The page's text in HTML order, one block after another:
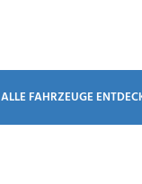
ALLE FAHRZEUGE